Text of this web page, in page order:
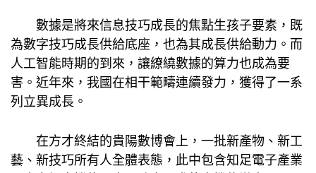
數據是將來信息技巧成長的焦點生孩子要素，既
為數字技巧成長供給底座，也為其成長供給動力。而
人工智能時期的到來，讓繚繞數據的算力也成為要
害。近年來，我國在相干範疇連續發力，獲得了一系
列立異成長。
在方才終結的貴陽數博會上，一批新產物、新工
藝、新技巧所有人全體表態，此中包含知足電子產業